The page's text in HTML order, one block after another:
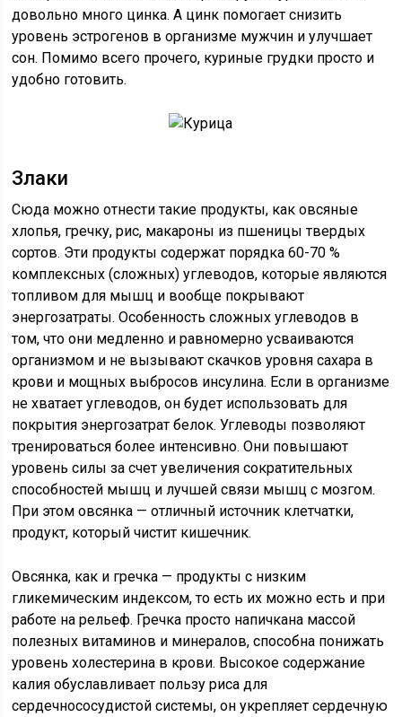
довольно много цинка. А цинк помогает снизить
уровень эстрогенов в организме мужчин и улучшает
сон. Помимо всего прочего, куриные грудки просто и
удобно готовить.
Злаки
Сюда можно отнести такие продукты, как овсяные
хлопья, гречку, рис, макароны из пшеницы твердых
сортов. Эти продукты содержат порядка 60-70 %
комплексных (сложных) углеводов, которые являются
топливом для мышц и вообще покрывают
энергозатраты. Особенность сложных углеводов в
том, что они медленно и равномерно усваиваются
организмом и не вызывают скачков уровня сахара в
крови и мощных выбросов инсулина. Если в организме
не хватает углеводов, он будет использовать для
покрытия энергозатрат белок. Углеводы позволяют
тренироваться более интенсивно. Они повышают
уровень силы за счет увеличения сократительных
способностей мышц и лучшей связи мышц с мозгом.
При этом овсянка — отличный источник клетчатки,
продукт, который чистит кишечник.
Овсянка, как и гречка — продукты с низким
гликемическим индексом, то есть их можно есть и при
работе на рельеф. Гречка просто напичкана массой
полезных витаминов и минералов, способна понижать
уровень холестерина в крови. Высокое содержание
калия обуславливает пользу риса для
сердечнососудистой системы, он укрепляет сердечную